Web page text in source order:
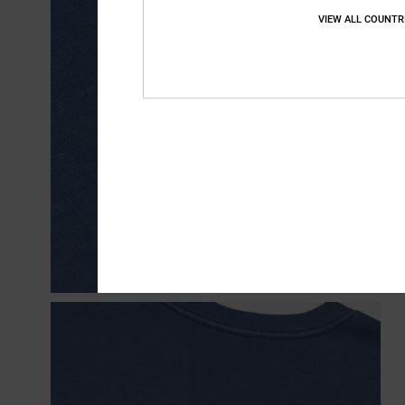
VIEW ALL